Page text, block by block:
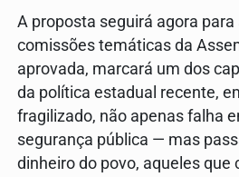
A proposta seguirá agora para
comissões temáticas da
aprovada, marcará um dos
da política estadual recente,
fragilizado, não apenas falha
segurança pública — mas
dinheiro do povo, aqueles que